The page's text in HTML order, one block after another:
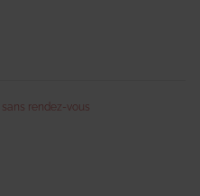
rendez-vous